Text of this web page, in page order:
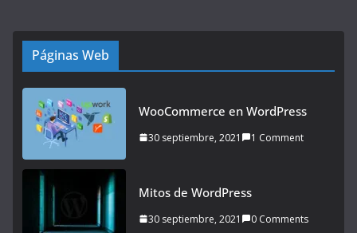
Páginas Web
WooCommerce en WordPress
30 septiembre, 2021 1 Comment
Mitos de WordPress
30 septiembre, 2021 0 Comments